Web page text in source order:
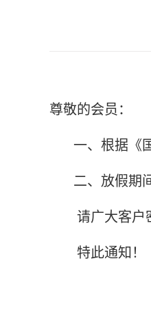
尊敬的会员：
一、根据《国
二、放假期间
请广大客户
特此通知！